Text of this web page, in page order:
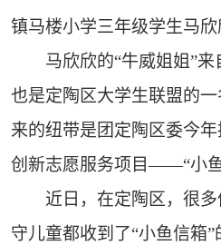
镇马楼小学三年级学生马欣
马欣欣的“牛威姐姐”来
也是定陶区大学生联盟的
来的纽带是团定陶区委今
创新志愿服务项目——“小鱼
近日，在定陶区，很多
守儿童都收到了“小鱼信箱”